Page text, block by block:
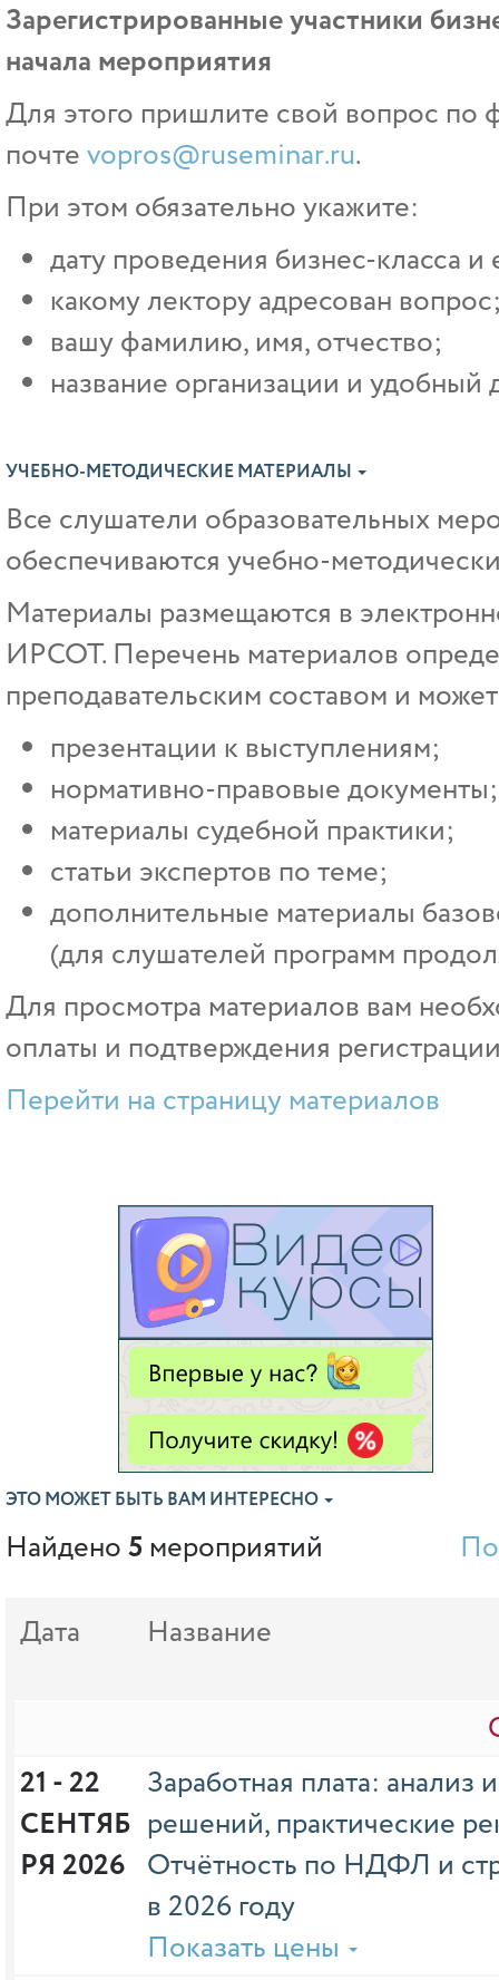
Зарегистрированные участники
начала мероприятия
Для этого пришлите свой вопрос по
почтеvopros@ruseminar.ru.
При этом обязательно укажите:
дату проведения бизнес-класса и
какому лектору адресован
вашу фамилию, имя, отчество;
название организации и удобный
УЧЕБНО-МЕТОДИЧЕСКИЕ МАТЕРИАЛЫ
Все слушатели образовательных
обеспечиваются учебно-
Материалы размещаются в
ИРСОТ. Перечень материалов
преподавательским составом и
презентации к выступлениям;
нормативно-правовые документы;
материалы судебной практики;
статьи экспертов по теме;
дополнительные материалы
(для слушателей программ
Для просмотра материалов вам
оплаты и подтверждения
Перейти на страницу материалов
ЭТО МОЖЕТ БЫТЬ ВАМ ИНТЕРЕСНО
Найдено5 мероприятий
Дата
Название
21 - 22
СЕНТЯБ
РЯ 2026
Заработная плата: анализ
решений, практические
Отчётность по НДФЛ и
в 2026 году
Показать цены